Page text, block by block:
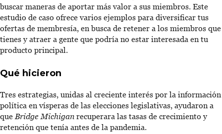
buscar maneras de aportar más valor a sus miembros. Este
estudio de caso ofrece varios ejemplos para diversificar tus
ofertas de membresía, en busca de retener a los miembros que
tienes y atraer a gente que podría no estar interesada en tu
producto principal.
Qué hicieron
Tres estrategias, unidas al creciente interés por la información
política en vísperas de las elecciones legislativas, ayudaron a
queBridge Michigan recuperara las tasas de crecimiento y
retención que tenía antes de la pandemia.